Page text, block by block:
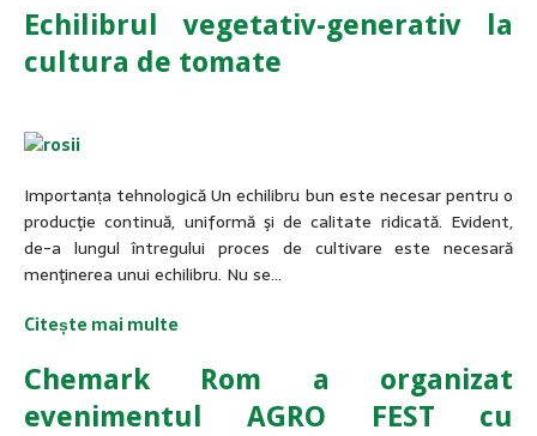
Echilibrul vegetativ-generativ la
cultura de tomate
Importanța tehnologică Un echilibru bun este necesar pentru o
producţie continuă, uniformă şi de cali­tate ridicată. Evident,
de-a lungul întregu­lui proces de cultivare este necesară
menţinerea unui echilibru. Nu se…
Citește mai multe
Chemark Rom a organizat
evenimentul AGRO FEST cu